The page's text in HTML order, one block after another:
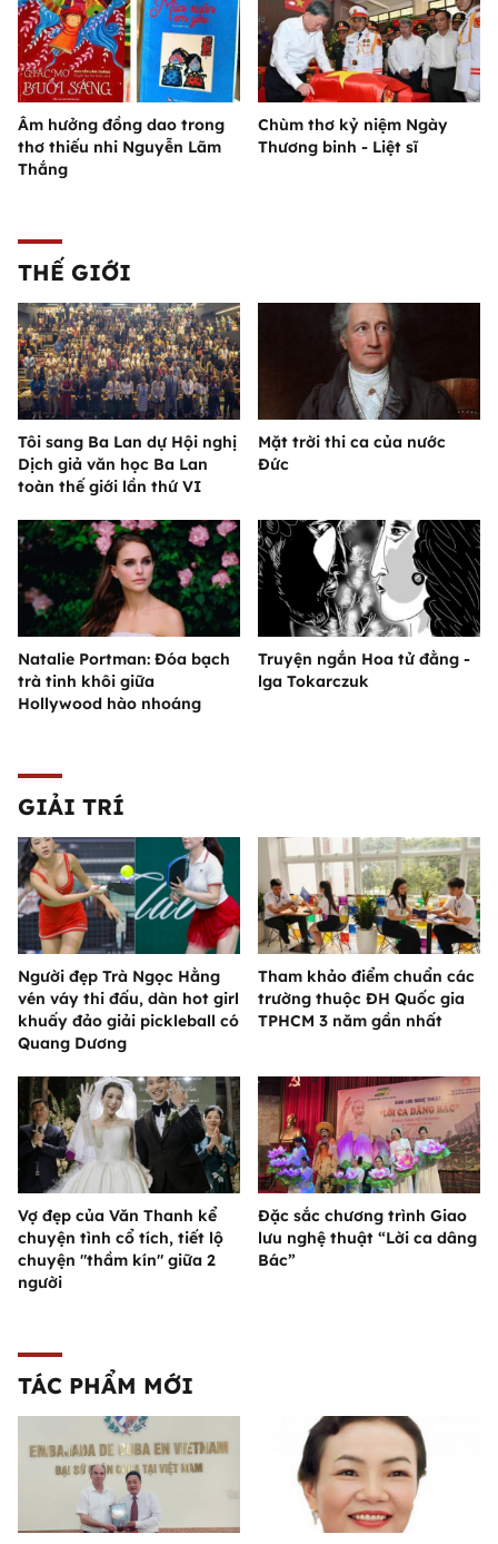
Âm hưởng đồng dao trong
thơ thiếu nhi Nguyễn Lãm
Thắng
Chùm thơ kỷ niệm Ngày
Thương binh - Liệt sĩ
THẾ GIỚI
Tôi sang Ba Lan dự Hội nghị
Dịch giả văn học Ba Lan
toàn thế giới lần thứ VI
Mặt trời thi ca của nước
Đức
Natalie Portman: Đóa bạch
trà tinh khôi giữa
Hollywood hào nhoáng
Truyện ngắn Hoa tử đằng -
lga Tokarczuk
GIẢI TRÍ
Người đẹp Trà Ngọc Hằng
vén váy thi đấu, dàn hot girl
khuấy đảo giải pickleball có
Quang Dương
Tham khảo điểm chuẩn các
trường thuộc ĐH Quốc gia
TPHCM 3 năm gần nhất
Vợ đẹp của Văn Thanh kể
chuyện tình cổ tích, tiết lộ
chuyện "thầm kín" giữa 2
người
Đặc sắc chương trình Giao
lưu nghệ thuật “Lời ca dâng
Bác”
TÁC PHẨM MỚI